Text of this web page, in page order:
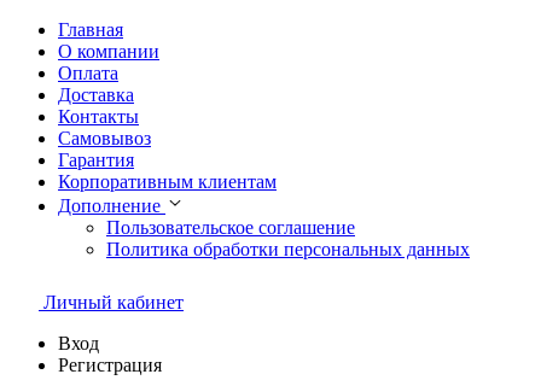
Главная
О компании
Оплата
Доставка
Контакты
Самовывоз
Гарантия
Корпоративным клиентам
Дополнение
Пользовательское соглашение
Политика обработки персональных данных
Личный кабинет
Вход
Регистрация